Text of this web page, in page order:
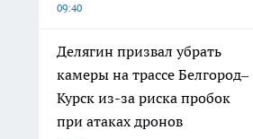
09:40
Делягин призвал убрать
камеры на трассе Белгород–
Курск из-за риска пробок
при атаках дронов